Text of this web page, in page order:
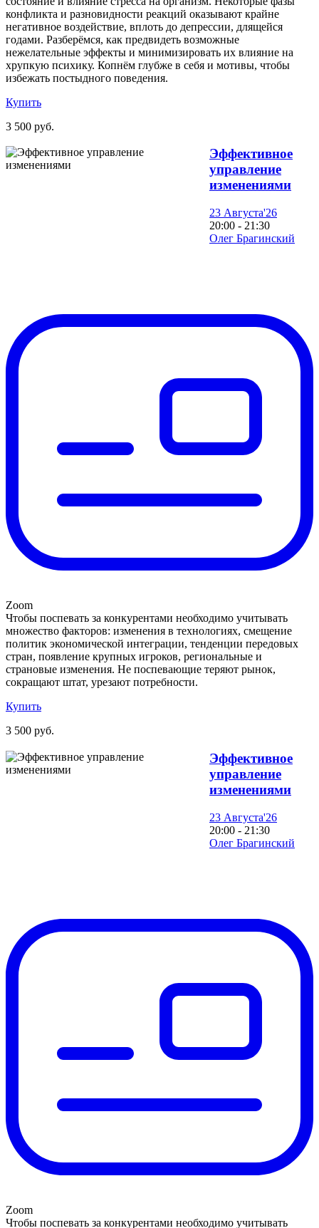
конфликта и разновидности реакций оказывают крайне
негативное воздействие, вплоть до депрессии, длящейся
годами. Разберёмся, как предвидеть возможные
нежелательные эффекты и минимизировать их влияние на
хрупкую психику. Копнём глубже в себя и мотивы, чтобы
избежать постыдного поведения.
Купить
3 500 руб.
Эффективное
управление
изменениями
23 Августа'26
20:00 - 21:30
Олег Брагинский
Zoom
Чтобы поспевать за конкурентами необходимо учитывать
множество факторов: изменения в технологиях, смещение
политик экономической интеграции, тенденции передовых
стран, появление крупных игроков, региональные и
страновые изменения. Не поспевающие теряют рынок,
сокращают штат, урезают потребности.
Купить
3 500 руб.
Эффективное
управление
изменениями
23 Августа'26
20:00 - 21:30
Олег Брагинский
Zoom
Чтобы поспевать за конкурентами необходимо учитывать